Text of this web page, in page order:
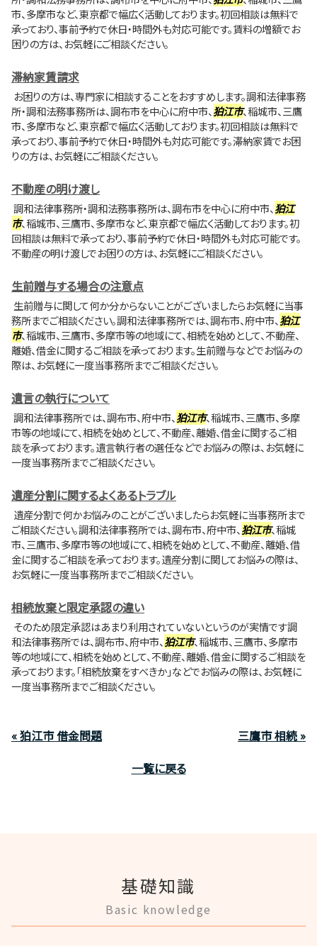
市、多摩市など、東京都で幅広く活動しております。初回相談は無料で
承っており、事前予約で休日・時間外も対応可能です。賃料の増額でお
困りの方は、お気軽にご相談ください。
滞納家賃請求
お困りの方は、専門家に相談することをおすすめします。調和法律事務
所・調和法務事務所は、調布市を中心に府中市、狛江市、稲城市、三鷹
市、多摩市など、東京都で幅広く活動しております。初回相談は無料で
承っており、事前予約で休日・時間外も対応可能です。滞納家賃でお困
りの方は、お気軽にご相談ください。
不動産の明け渡し
調和法律事務所・調和法務事務所は、調布市を中心に府中市、狛江
市、稲城市、三鷹市、多摩市など、東京都で幅広く活動しております。初
回相談は無料で承っており、事前予約で休日・時間外も対応可能です。
不動産の明け渡しでお困りの方は、お気軽にご相談ください。
生前贈与する場合の注意点
生前贈与に関して何か分からないことがございましたらお気軽に当事
務所までご相談ください。調和法律事務所では、調布市、府中市、狛江
市、稲城市、三鷹市、多摩市等の地域にて、相続を始めとして、不動産、
離婚、借金に関するご相談を承っております。生前贈与などでお悩みの
際は、お気軽に一度当事務所までご相談ください。
遺言の執行について
調和法律事務所では、調布市、府中市、狛江市、稲城市、三鷹市、多摩
市等の地域にて、相続を始めとして、不動産、離婚、借金に関するご相
談を承っております。遺言執行者の選任などでお悩みの際は、お気軽に
一度当事務所までご相談ください。
遺産分割に関するよくあるトラブル
遺産分割で何かお悩みのことがございましたらお気軽に当事務所まで
ご相談ください。調和法律事務所では、調布市、府中市、狛江市、稲城
市、三鷹市、多摩市等の地域にて、相続を始めとして、不動産、離婚、借
金に関するご相談を承っております。遺産分割に関してお悩みの際は、
お気軽に一度当事務所までご相談ください。
相続放棄と限定承認の違い
そのため限定承認はあまり利用されていないというのが実情です調
和法律事務所では、調布市、府中市、狛江市、稲城市、三鷹市、多摩市
等の地域にて、相続を始めとして、不動産、離婚、借金に関するご相談を
承っております。「相続放棄をすべきか」などでお悩みの際は、お気軽に
一度当事務所までご相談ください。
« 狛江市 借金問題
三鷹市 相続 »
一覧に戻る
基礎知識
Basic knowledge